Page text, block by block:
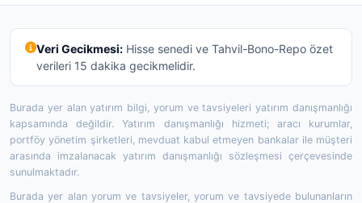
Veri Gecikmesi:Hisse senedi ve Tahvil-Bono-Repo özet
verileri 15 dakika gecikmelidir.
Burada yer alan yatırım bilgi, yorum ve tavsiyeleri yatırım danışmanlığı
kapsamında değildir. Yatırım danışmanlığı hizmeti; aracı kurumlar,
portföy yönetim şirketleri, mevduat kabul etmeyen bankalar ile müşteri
arasında imzalanacak yatırım danışmanlığı sözleşmesi çerçevesinde
sunulmaktadır.
Burada yer alan yorum ve tavsiyeler, yorum ve tavsiyede bulunanların